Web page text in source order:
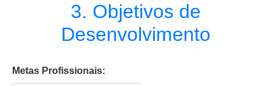
3. Objetivos de
Desenvolvimento
Metas Profissionais: